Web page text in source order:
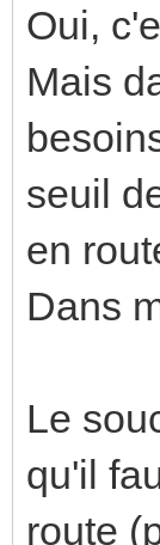
Oui,
Mais
seuil
en
Dans
Le
qu'il
route